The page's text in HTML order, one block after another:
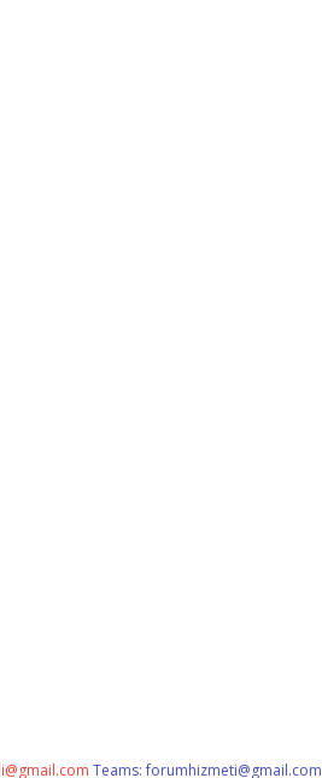
Teams:forumhizmeti@gmail.com